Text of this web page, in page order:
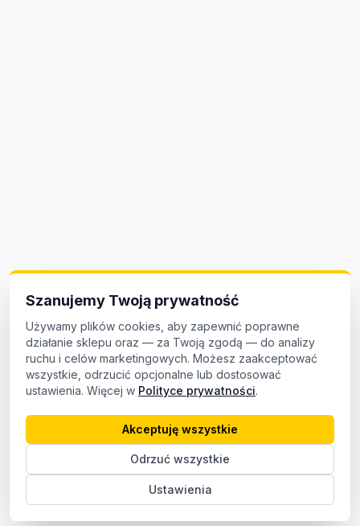
Szanujemy Twoją prywatność
Używamy plików cookies, aby zapewnić poprawne
działanie sklepu oraz — za Twoją zgodą — do analizy
ruchu i celów marketingowych. Możesz zaakceptować
wszystkie, odrzucić opcjonalne lub dostosować
ustawienia. Więcej w Polityce prywatności.
Ustawienia
Odrzuć wszystkie
Akceptuję wszystkie